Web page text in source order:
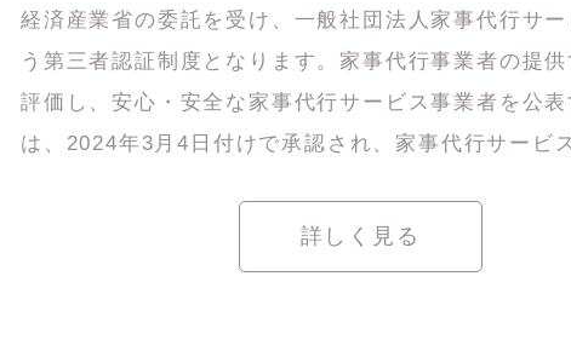
経済産業省の委託を受け、一般社団法人家事代行サ
う第三者認証制度となります。家事代行事業者の提
評価し、安心・安全な家事代行サービス事業者を公
は、2024年3月4日付けで承認され、家事代行サービ
詳しく見る